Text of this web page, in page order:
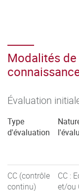
Modalités
Évaluation
Type
d'évaluation
CC (contrôle
continu)
CC :
et/ou